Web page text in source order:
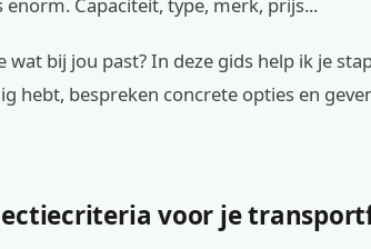
wat bij jou past? In deze gids help ik je
hebt, bespreken concrete opties en
voor je